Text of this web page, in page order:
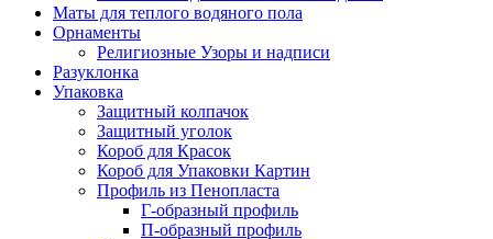
Маты для теплого водяного пола
Орнаменты
Религиозные Узоры и надписи
Разуклонка
Упаковка
Защитный колпачок
Защитный уголок
Короб для Красок
Короб для Упаковки Картин
Профиль из Пенопласта
Г-образный профиль
П-образный профиль